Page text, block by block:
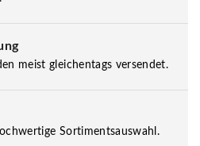
meist gleichentags versendet.
Sortimentsauswahl.